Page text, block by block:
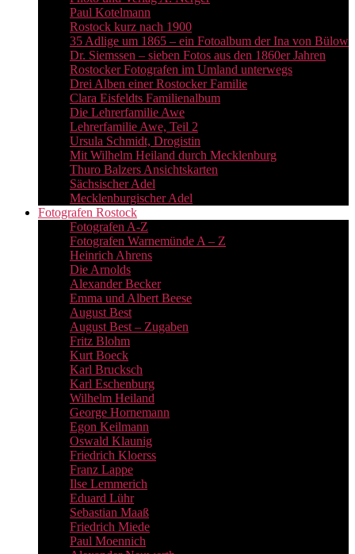
Paul Kotelmann
Rostock kurz nach 1900
35 Adlige um 1865 – ein Fotoalbum der Ina von Bülow
Dr. Siemssen – sieben Fotos aus den 1860er Jahren
Rostocker Fotografen im Umland unterwegs
Drei Alben einer Rostocker Familie
Clara Eisfeldts Familienalbum
Die Lehrerfamilie Awe
Lehrerfamilie Awe, Teil 2
Ursula Schmidt, Drogistin
Mit Wilhelm Heiland durch Mecklenburg
Thuro Balzers Ansichtskarten
Sächsischer Adel
Mecklenburgischer Adel
Fotografen Rostock
Fotografen A-Z
Fotografen Warnemünde A – Z
Heinrich Ahrens
Die Arnolds
Alexander Becker
Emma und Albert Beese
August Best
August Best – Zugaben
Fritz Blohm
Kurt Boeck
Karl Brucksch
Karl Eschenburg
Wilhelm Heiland
George Hornemann
Egon Keilmann
Oswald Klaunig
Friedrich Kloerss
Franz Lappe
Ilse Lemmerich
Eduard Lühr
Sebastian Maaß
Friedrich Miede
Paul Moennich